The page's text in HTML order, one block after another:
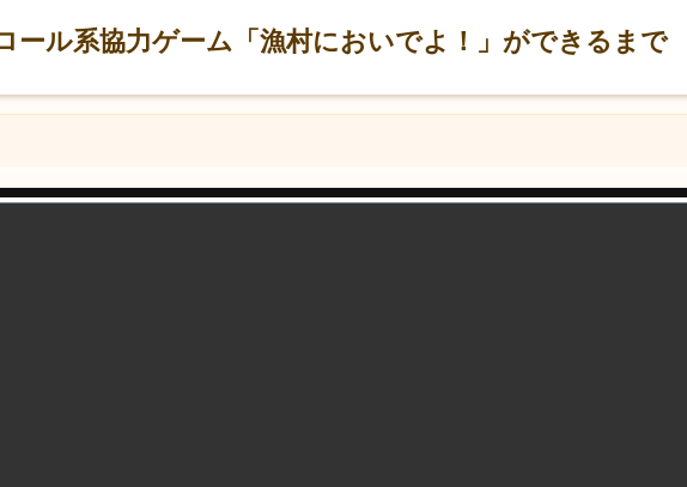
ール系協力ゲーム「漁村においでよ！」ができるまで